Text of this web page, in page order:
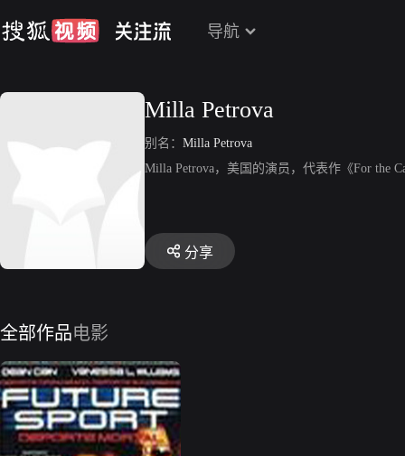
导航
Milla Petrova
别名： Milla Petrova
Milla Petrova，美国的演员，代表作《For the
分享
全部作品电影